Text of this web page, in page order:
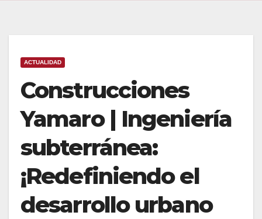
ACTUALIDAD
Construcciones
Yamaro | Ingeniería
subterránea:
¡Redefiniendo el
desarrollo urbano